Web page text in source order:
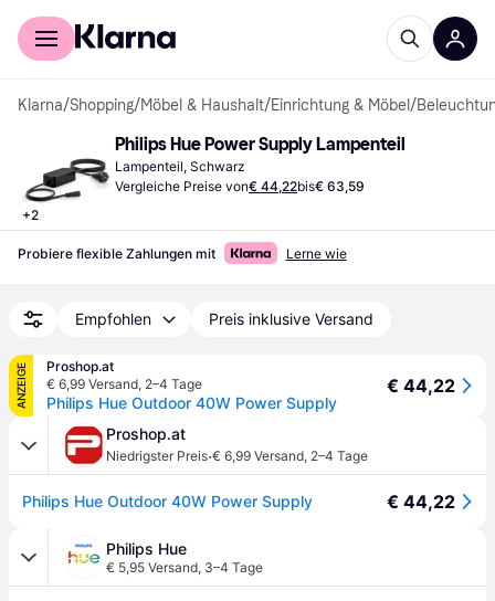
Für Shopper
Klarna/Shopping/Möbel & Haushalt/Einrichtung & Möbel /
+2
Philips Hue Power Supply Lampenteil
Lampenteil, Schwarz
Vergleiche Preise von€ 44,22bis€ 63,59
Probiere flexible Zahlungen mit Lerne wie
Empfohlen Preis inklusive Versand
ANZEIGE
Proshop.at
€ 6,99 Versand, 2–4 Tage
Philips Hue Outdoor 40W Power Supply
€ 44,22
Proshop.at
Niedrigster Preis·€ 6,99 Versand, 2–4 Tage
Philips Hue Outdoor 40W Power Supply € 44,22
Philips Hue
€ 5,95 Versand, 3–4 Tage